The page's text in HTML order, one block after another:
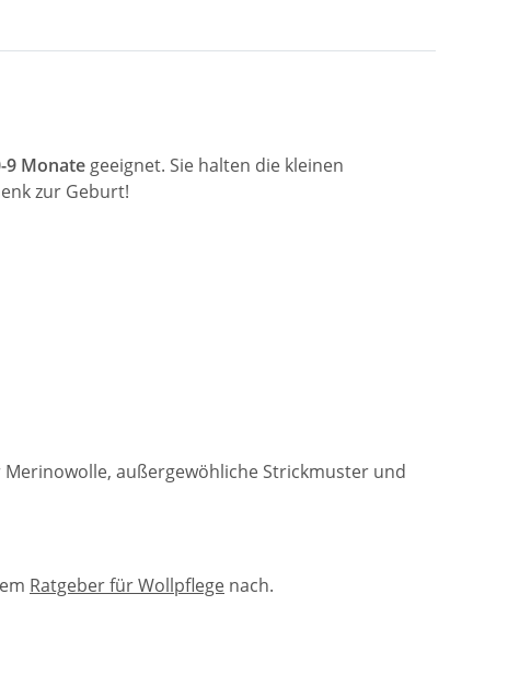
9 Monate geeignet. Sie halten die kleinen
zur Geburt!
außergewöhliche Strickmuster und
Ratgeber für Wollpflege nach.